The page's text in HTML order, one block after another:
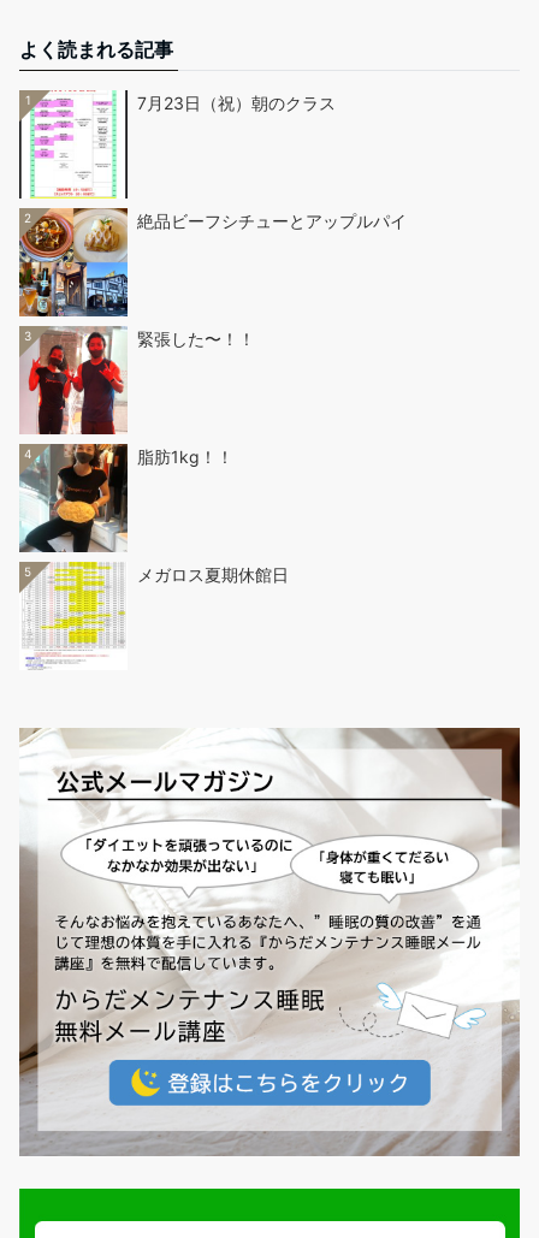
よく読まれる記事
1 7月23日（祝）朝のクラス
2 絶品ビーフシチューとアップルパイ
3 緊張した〜！！
4 脂肪1kg！！
5 メガロス夏期休館日